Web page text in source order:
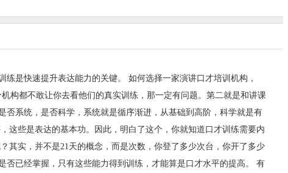
是快速提升表达能力的关键。 如何选择一家演讲口才培训机构，
构都不敢让你去看他们的真实训练，那一定有问题。第二就是和讲课
系统，是否科学，系统就是循序渐进，从基础到高阶，科学就是有
这些是表达的基本功。因此，明白了这个，你就知道口才训练需要内
其实，并不是21天的概念，而是次数，你登了多少次台，你开了多少
已经掌握，只有这些能力得到训练，才能算是口才水平的提高。 有